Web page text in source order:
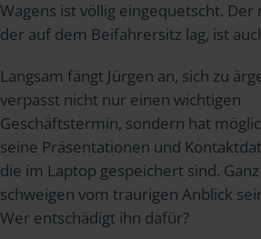
Wagens ist völlig eingequetscht. Der
der auf dem Beifahrersitz lag, ist
Langsam fängt Jürgen an, sich zu
verpasst nicht nur einen wichtigen
Geschäftstermin, sondern hat
seine Präsentationen und
die im Laptop gespeichert sind.
schweigen vom traurigen Anblick
Wer entschädigt ihn dafür?